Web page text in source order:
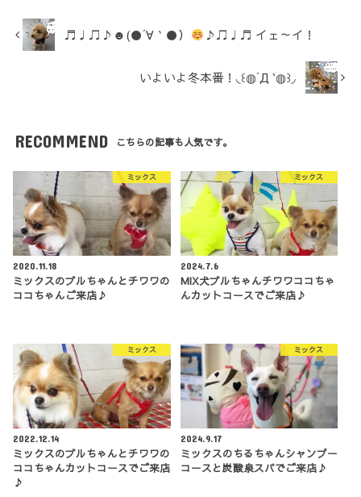
♬♩♫♪☻(●´∀｀●） ♪♫♩♬ イェ～イ！
いよいよ冬本番！◟꒰◍´Д‵◍꒱◞
RECOMMEND こちらの記事も人気です。
ミックス
2020.11.18
ミックスのブルちゃんとチワワの
ココちゃんご来店♪
ミックス
2024.7.6
MIX犬ブルちゃんチワワココちゃ
んカットコースでご来店♪
ミックス
2022.12.14
ミックスのブルちゃんとチワワの
ココちゃんカットコースでご来店
♪
ミックス
2024.9.17
ミックスのちるちゃんシャンプー
コースと炭酸泉スパでご来店♪